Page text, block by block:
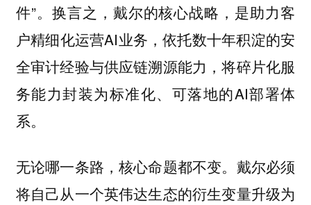
件”。换言之，戴尔的核心战略，是助力客
户精细化运营AI业务，依托数十年积淀的安
全审计经验与供应链溯源能力，将碎片化服
务能力封装为标准化、可落地的AI部署体
系。
无论哪一条路，核心命题都不变。戴尔必须
将自己从一个英伟达生态的衍生变量升级为